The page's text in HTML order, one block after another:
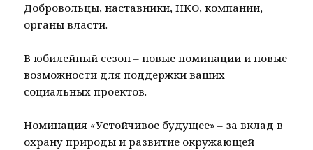
Добровольцы, наставники, НКО, компании,
органы власти.
В юбилейный сезон – новые номинации и новые
возможности для поддержки ваших
социальных проектов.
Номинация «Устойчивое будущее» – за вклад в
охрану природы и развитие окружающей